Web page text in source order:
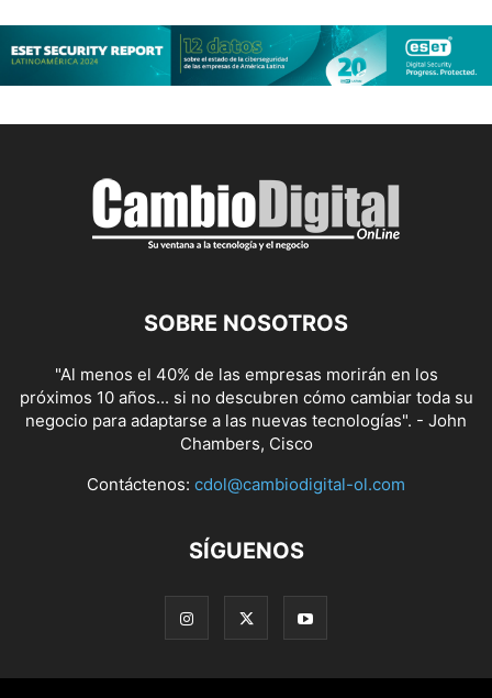
SOBRE NOSOTROS
"Al menos el 40% de las empresas morirán en los
próximos 10 años... si no descubren cómo cambiar toda su
negocio para adaptarse a las nuevas tecnologías". - John
Chambers, Cisco
Contáctenos: cdol@cambiodigital-ol.com
SÍGUENOS